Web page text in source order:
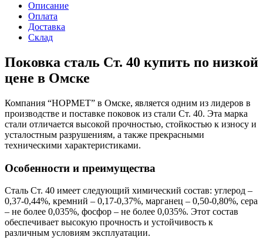
Описание
Оплата
Доставка
Склад
Поковка сталь Ст. 40 купить по низкой
цене в Омске
Компания “НОРМЕТ” в Омске, является одним из лидеров в
производстве и поставке поковок из стали Ст. 40. Эта марка
стали отличается высокой прочностью, стойкостью к износу и
усталостным разрушениям, а также прекрасными
техническими характеристиками.
Особенности и преимущества
Сталь Ст. 40 имеет следующий химический состав: углерод –
0,37-0,44%, кремний – 0,17-0,37%, марганец – 0,50-0,80%, сера
– не более 0,035%, фосфор – не более 0,035%. Этот состав
обеспечивает высокую прочность и устойчивость к
различным условиям эксплуатации.